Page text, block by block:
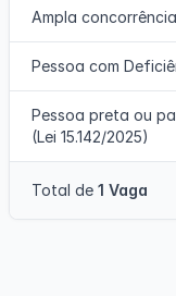
Ampla concorrência
Pessoa com
Pessoa preta ou
(Lei 15.142/2025)
Total de 1 Vaga